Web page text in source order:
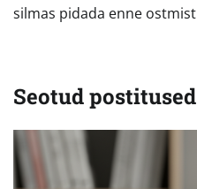
silmas pidada enne ostmist
Seotud postitused